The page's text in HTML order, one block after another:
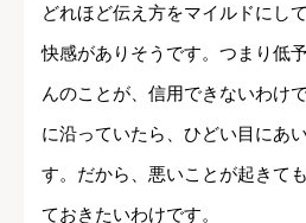
どれほど伝え方をマイルドにし
快感がありそうです。つまり低
んのことが、信用できないわけ
に沿っていたら、ひどい目にあ
す。だから、悪いことが起きて
ておきたいわけです。